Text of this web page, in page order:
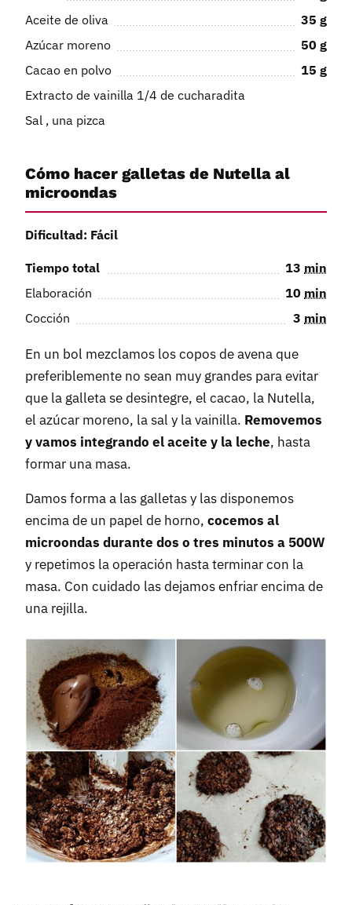
Aceite de oliva
35 g
Azúcar moreno
50 g
Cacao en polvo
15 g
Extracto de vainilla 1/4 de cucharadita
Sal , una pizca
Cómo hacer galletas de Nutella al
microondas
Dificultad: Fácil
Tiempo total 13 min
Elaboración
10 min
Cocción
3 min
En un bol mezclamos los copos de avena que
preferiblemente no sean muy grandes para evitar
que la galleta se desintegre, el cacao, la Nutella,
el azúcar moreno, la sal y la vainilla. Removemos
y vamos integrando el aceite y la leche, hasta
formar una masa.
Damos forma a las galletas y las disponemos
encima de un papel de horno, cocemos al
microondas durante dos o tres minutos a 500W
y repetimos la operación hasta terminar con la
masa. Con cuidado las dejamos enfriar encima de
una rejilla.